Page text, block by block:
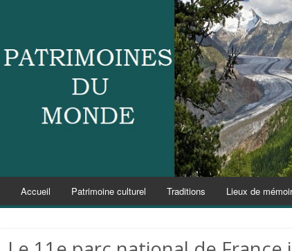
Accueil Patrimoine culturel Traditions Lieux de